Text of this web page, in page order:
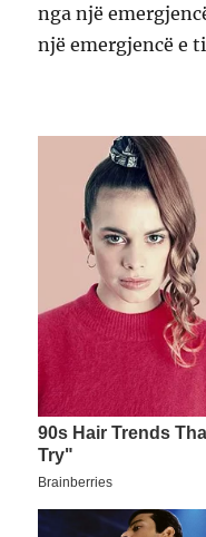
nga një
një emergjencë e